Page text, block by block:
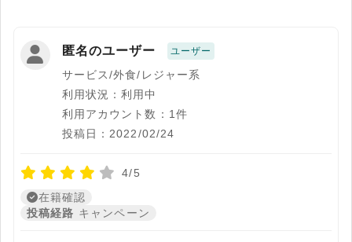
匿名のユーザー ユーザー
サービス/外食/レジャー系
利用状況：利用中
利用アカウント数：1件
投稿日：2022/02/24
4/5
在籍確認
投稿経路 キャンペーン